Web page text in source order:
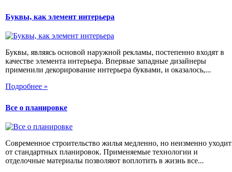
Буквы, как элемент интерьера
Буквы, являясь основой наружной рекламы, постепенно входят в
качестве элемента интерьера. Впервые западные дизайнеры
применили декорирование интерьера буквами, и оказалось,...
Подробнее »
Все о планировке
Современное строительство жилья медленно, но неизменно уходит
от стандартных планировок. Применяемые технологии и
отделочные материалы позволяют воплотить в жизнь все...